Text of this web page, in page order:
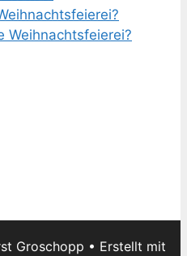
Groschopp • Erstellt mit